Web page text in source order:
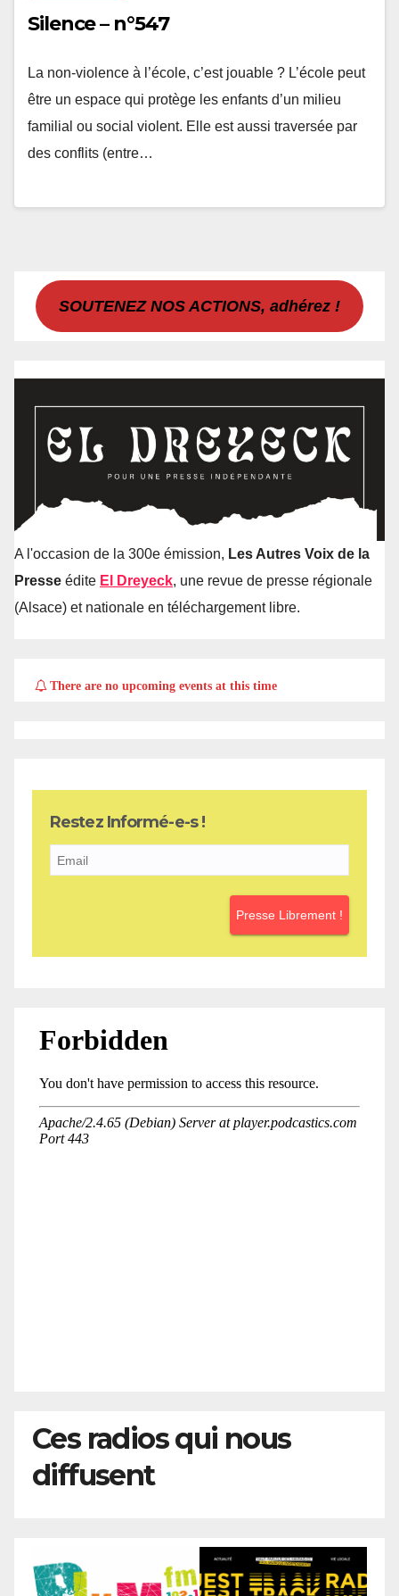
Silence – n°547
La non-violence à l’école, c’est jouable ? L’école peut
être un espace qui protège les enfants d’un milieu
familial ou social violent. Elle est aussi traversée par
des conflits (entre…
SOUTENEZ NOS ACTIONS, adhérez !
A l'occasion de la 300e émission, Les Autres Voix de la
Presse édite El Dreyeck, une revue de presse régionale
(Alsace) et nationale en téléchargement libre.
There are no upcoming events at this time
Restez Informé-e-s !
Ces radios qui nous
diffusent